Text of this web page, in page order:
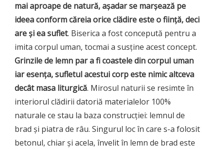
mai aproape de natură, așadar se marșează pe
ideea conform căreia orice clădire este o ființă, deci
are și ea suflet. Biserica a fost concepută pentru a
imita corpul uman, tocmai a susține acest concept.
Grinzile de lemn par a fi coastele din corpul uman
iar esența, sufletul acestui corp este nimic altceva
decât masa liturgică. Mirosul naturii se resimte în
interiorul clădirii datoriă materialelor 100%
naturale ce stau la baza construcției: lemnul de
brad și piatra de râu. Singurul loc în care s-a folosit
betonul, chiar și acela, învelit în lemn de brad este